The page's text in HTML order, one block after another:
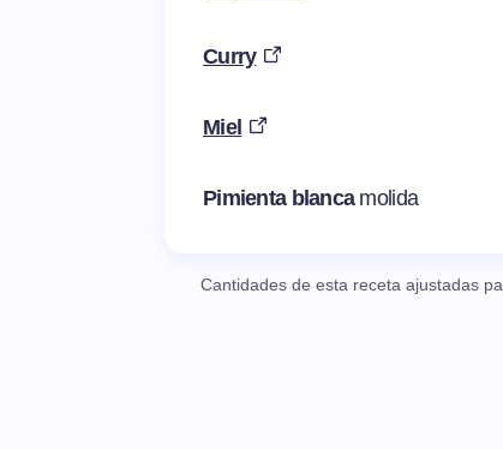
Curry
Miel
Pimienta blanca molida
Cantidades de esta receta ajustadas